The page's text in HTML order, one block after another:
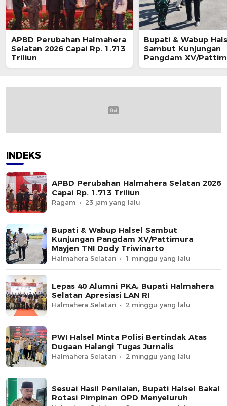
APBD Perubahan Halmahera
Selatan 2026 Capai Rp. 1.713
Triliun
Bupati & Wabup
Sambut Kunjungan
Pangdam XV/
Mayjen TNI Dody
INDEKS
APBD Perubahan Halmahera Selatan 2026
Capai Rp. 1.713 Triliun
Ragam 23 jam yang lalu
Bupati & Wabup Halsel Sambut
Kunjungan Pangdam XV/Pattimura
Mayjen TNI Dody Triwinarto
Halmahera Selatan 1 minggu yang lalu
Lepas 40 Alumni PKA, Bupati Halmahera
Selatan Apresiasi LAN RI
Halmahera Selatan 2 minggu yang lalu
PWI Halsel Minta Polisi Bertindak Atas
Dugaan Halangi Tugas Jurnalis
Halmahera Selatan 2 minggu yang lalu
Sesuai Hasil Penilaian, Bupati Halsel Bakal
Rotasi Pimpinan OPD Menyeluruh